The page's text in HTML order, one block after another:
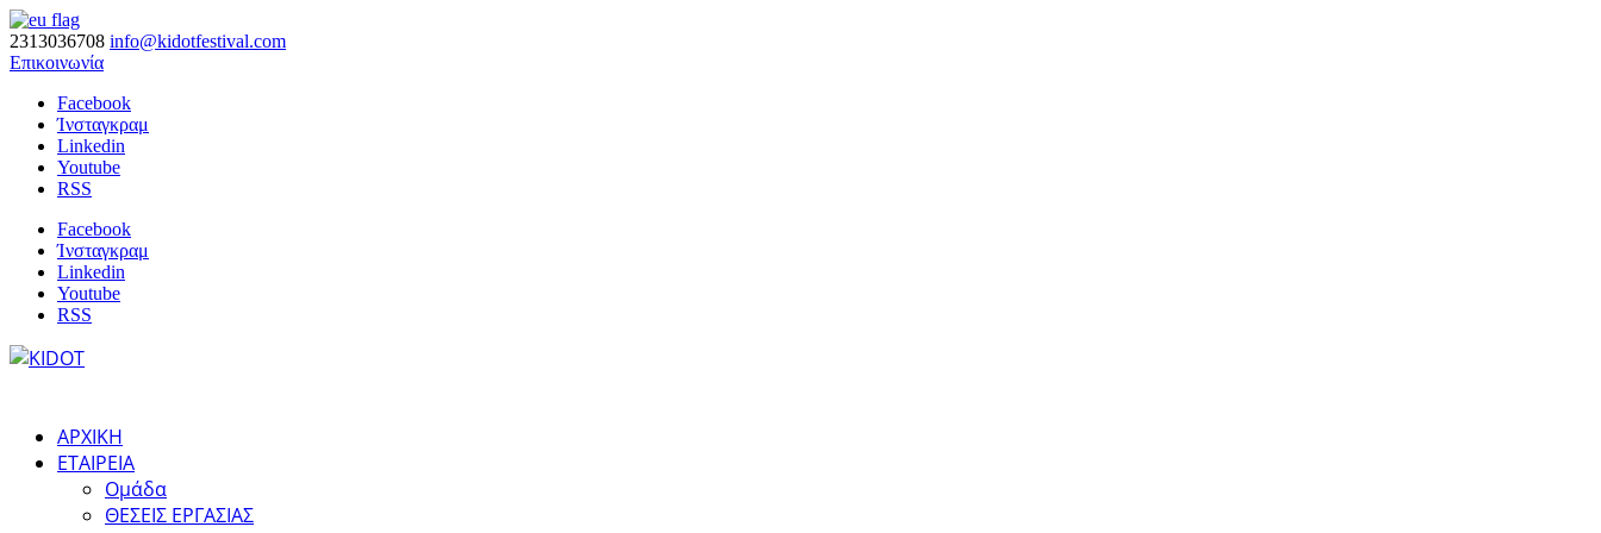
2313036708 info@kidotfestival.com
Επικοινωνία
Facebook
Ίνσταγκραμ
Linkedin
Youtube
RSS
Facebook
Ίνσταγκραμ
Linkedin
Youtube
RSS
ΑΡΧΙΚΗ
ΕΤΑΙΡΕΙΑ
Ομάδα
ΘΕΣΕΙΣ ΕΡΓΑΣΙΑΣ